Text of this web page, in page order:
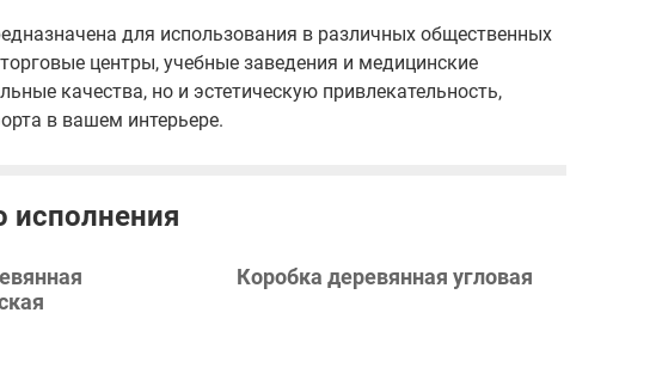
для использования в различных общественных
центры, учебные заведения и медицинские
качества, но и эстетическую привлекательность,
в вашем интерьере.
исполнения
Коробка деревянная угловая